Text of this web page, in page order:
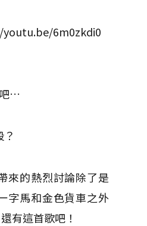
6m0zkdi0
…
來的熱烈討論除了是
字馬和金色貨車之外
有這首歌吧！